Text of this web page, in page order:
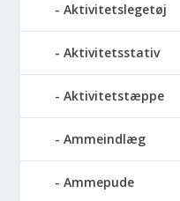
Aktivitetslegetøj
Aktivitetsstativ
Aktivitetstæppe
Ammeindlæg
Ammepude